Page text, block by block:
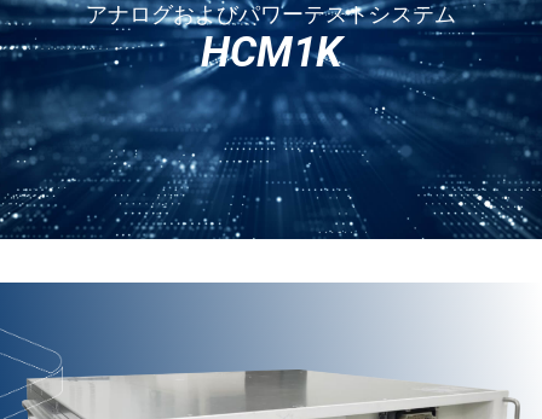
日本語
アナログおよびパワーテストシステム
HCM1K